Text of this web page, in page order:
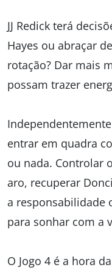
JJ Redick terá
Hayes ou abraçar
rotação? Dar mais
possam trazer
entrar em quadra
ou nada. Controlar
aro, recuperar
a responsabilidade
para sonhar com a
O Jogo 4 é a hora